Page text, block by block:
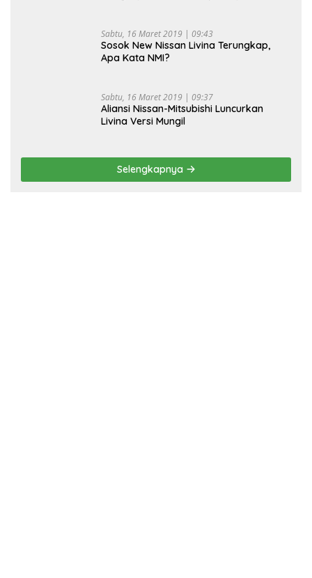
Sabtu, 16 Maret 2019 | 09:43
Sosok New Nissan Livina Terungkap,
Apa Kata NMI?
Sabtu, 16 Maret 2019 | 09:37
Aliansi Nissan-Mitsubishi Luncurkan
Livina Versi Mungil
Selengkapnya